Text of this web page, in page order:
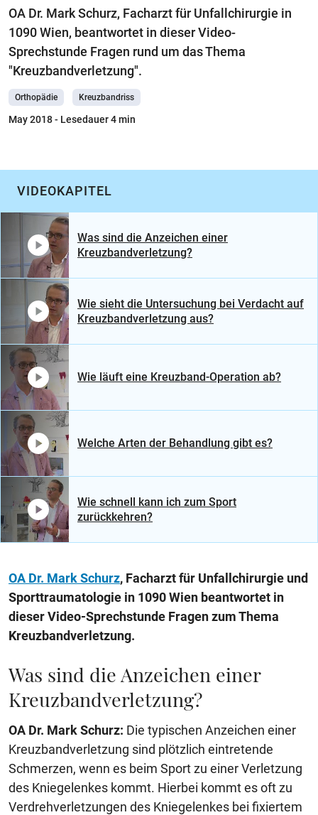
OA Dr. Mark Schurz, Facharzt für Unfallchirurgie in
1090 Wien, beantwortet in dieser Video-
Sprechstunde Fragen rund um das Thema
"Kreuzbandverletzung".
Orthopädie Kreuzbandriss
May 2018- Lesedauer 4 min
VIDEOKAPITEL
Was sind die Anzeichen einer
Kreuzbandverletzung?
Wie sieht die Untersuchung bei Verdacht auf
Kreuzbandverletzung aus?
Wie läuft eine Kreuzband-Operation ab?
Welche Arten der Behandlung gibt es?
Wie schnell kann ich zum Sport
zurückkehren?
OA Dr. Mark Schurz, Facharzt für Unfallchirurgie und
Sporttraumatologie in 1090 Wien beantwortet in
dieser Video-Sprechstunde Fragen zum Thema
Kreuzbandverletzung.
Was sind die Anzeichen einer
Kreuzbandverletzung?
OA Dr. Mark Schurz: Die typischen Anzeichen einer
Kreuzbandverletzung sind plötzlich eintretende
Schmerzen, wenn es beim Sport zu einer Verletzung
des Kniegelenkes kommt. Hierbei kommt es oft zu
Verdrehverletzungen des Kniegelenkes bei fixiertem